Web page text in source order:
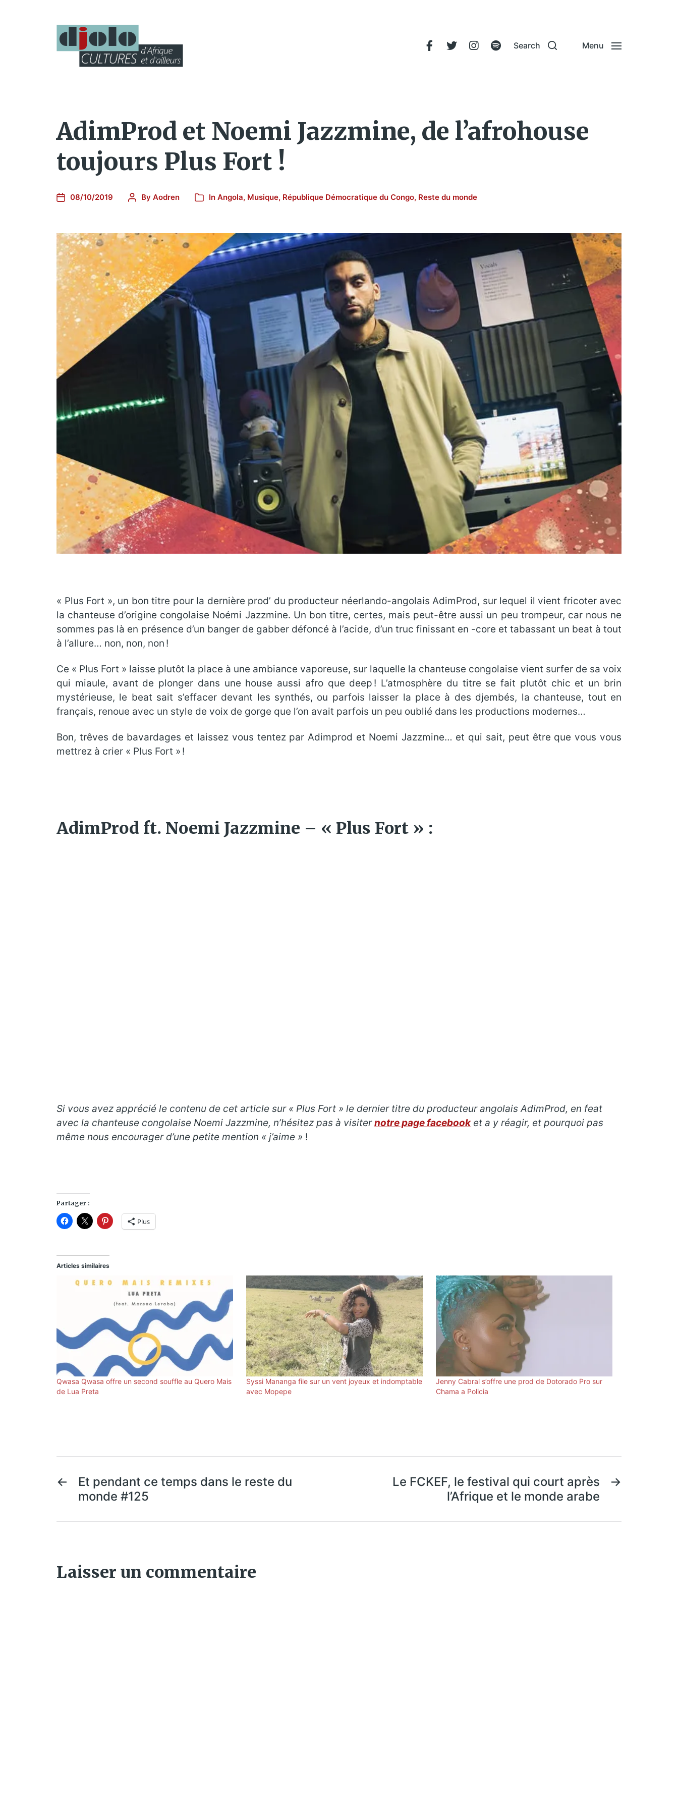
Search Menu
AdimProd et Noemi Jazzmine, de l’afrohouse
toujours Plus Fort !
08/10/2019 By Aodren In Angola, Musique, République Démocratique du Congo, Reste du monde
« Plus Fort », un bon titre pour la dernière prod’ du producteur néerlando-angolais AdimProd, sur lequel il vient fricoter avec
la chanteuse d’origine congolaise Noémi Jazzmine. Un bon titre, certes, mais peut-être aussi un peu trompeur, car nous ne
sommes pas là en présence d’un banger de gabber défoncé à l’acide, d’un truc finissant en -core et tabassant un beat à tout
à l’allure… non, non, non !
Ce « Plus Fort » laisse plutôt la place à une ambiance vaporeuse, sur laquelle la chanteuse congolaise vient surfer de sa voix
qui miaule, avant de plonger dans une house aussi afro que deep ! L’atmosphère du titre se fait plutôt chic et un brin
mystérieuse, le beat sait s’effacer devant les synthés, ou parfois laisser la place à des djembés, la chanteuse, tout en
français, renoue avec un style de voix de gorge que l’on avait parfois un peu oublié dans les productions modernes…
Bon, trêves de bavardages et laissez vous tentez par Adimprod et Noemi Jazzmine… et qui sait, peut être que vous vous
mettrez à crier « Plus Fort » !
AdimProd ft. Noemi Jazzmine – « Plus Fort » :
Si vous avez apprécié le contenu de cet article sur « Plus Fort » le dernier titre du producteur angolais AdimProd, en feat
avec la chanteuse congolaise Noemi Jazzmine, n’hésitez pas à visiternotre page facebooket a y réagir, et pourquoi pas
même nous encourager d’une petite mention « j’aime » !
Partager :
Plus
Articles similaires
Qwasa Qwasa offre un second souffle au Quero Mais
de Lua Preta
Syssi Mananga file sur un vent joyeux et indomptable
avec Mopepe
Jenny Cabral s’offre une prod de Dotorado Pro sur
Chama a Policia
←
Et pendant ce temps dans le reste du
monde #125
→
Le FCKEF, le festival qui court après
l’Afrique et le monde arabe
Laisser un commentaire